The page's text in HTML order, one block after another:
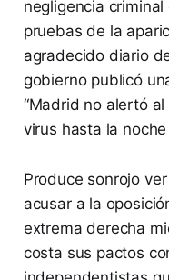
negligencia
pruebas de la
agradecido diario
gobierno publicó
“Madrid no alertó
virus hasta la
Produce sonrojo
acusar a la
extrema derecha
costa sus pactos